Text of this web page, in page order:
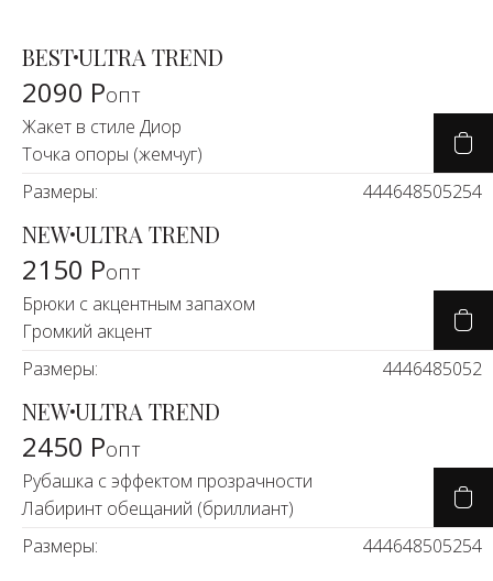
BESTULTRA TREND
2090 Ропт
Жакет в стиле Диор
Точка опоры (жемчуг)
Размеры:
444648505254
NEWULTRA TREND
2150 Ропт
Брюки с акцентным запахом
Громкий акцент
Размеры:
4446485052
NEWULTRA TREND
2450 Ропт
Рубашка с эффектом прозрачности
Лабиринт обещаний (бриллиант)
Размеры:
444648505254